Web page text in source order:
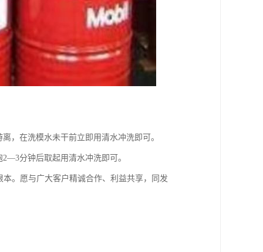
，在洗模水未干前立即用清水冲洗即可。
分钟后取起用清水冲洗即可。
。愿与广大客户精诚合作、利益共享，同发